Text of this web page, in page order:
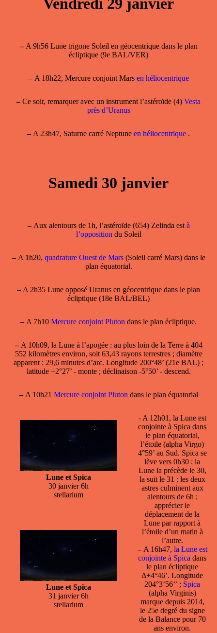
Vendredi 29 janvier
–A 9h56 Lune trigone Soleil en géocentrique dans le plan
écliptique (9e BAL/VER)
–A 18h22, Mercure conjoint Mars en héliocentrique
–Ce soir, remarquer avec un instrument l’astéroïde (4) Vesta
près d’Uranus
–A 23h47, Saturne carré Neptune en héliocentrique .
Samedi 30 janvier
–Aux alentours de 1h, l’astéroïde (654) Zelinda està
l’oppositiondu Soleil
–A 1h20, quadrature Ouest de Mars(Soleil carré Mars) dans le
plan équatorial.
–A 2h35 Lune opposé Uranus en géocentrique dans le plan
écliptique (18e BAL/BEL)
–A 7h10 Mercure conjoint Pluton dans le plan écliptique.
–A 10h09, la Lune à l’apogée: au plus loin de la Terre à 404
552 kilomètres environ, soit 63,43 rayons terrestres ; diamètre
apparent : 29,6 minutes d’arc. Longitude 200°48’ (21e BAL) ;
latitude +2°27’ - monte ; déclinaison -5°50’ - descend.
–A 10h21 Mercure conjoint Pluton dans le plan équatorial
Lune et Spica
30 janvier 6h
stellarium
Lune et Spica
31 janvier 6h
stellarium
- A 12h01, la Lune est
conjointe à Spica dans
le plan équatorial,
l’étoile (alpha Virgo)
4°59’ au Sud. Spica se
lève vers 0h30 ; la
Lune la précède le 30,
la suit le 31 ; les deux
astres culminent aux
alentours de 6h ;
apprécier le
déplacement de la
Lune par rapport à
l’étoile d’un matin à
l’autre.
–A 16h47, la Lune est
conjointe à Spica dans
le plan écliptique
Δ+4°46’. Longitude
204°3’56’’ ; Spica
(alpha Virginis)
marque depuis 2014,
le 25e degré du signe
de la Balance pour 70
ans environ.